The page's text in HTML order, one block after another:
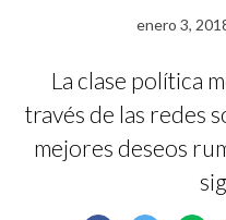
enero 3,
La clase política
través de las redes
mejores deseos